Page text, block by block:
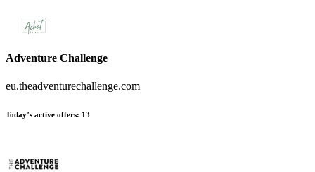
Adventure Challenge
eu.theadventurechallenge.com
Today’s active offers: 13